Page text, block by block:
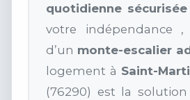
quotidienne sécurisée
votre indépendance ,
d’un monte-escalier
logement à Saint-
(76290) est la solution